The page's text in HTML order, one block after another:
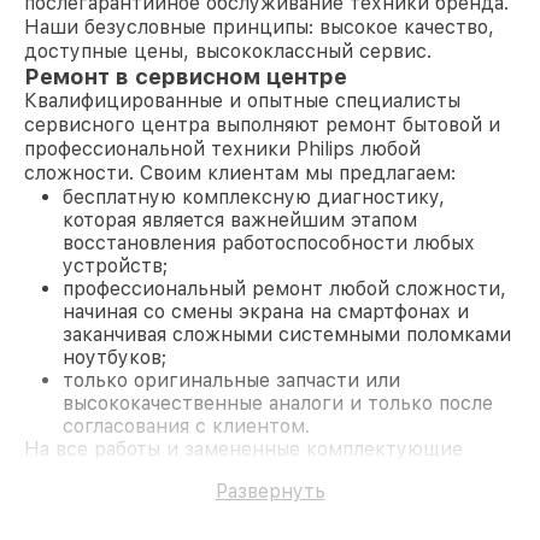
Наши безусловные принципы: высокое качество,
доступные цены, высококлассный сервис.
Ремонт в сервисном центре
Квалифицированные и опытные специалисты
сервисного центра выполняют ремонт бытовой и
профессиональной техники Philips любой
сложности. Своим клиентам мы предлагаем:
бесплатную комплексную диагностику,
которая является важнейшим этапом
восстановления работоспособности любых
устройств;
профессиональный ремонт любой сложности,
начиная со смены экрана на смартфонах и
заканчивая сложными системными поломками
ноутбуков;
только оригинальные запчасти или
высококачественные аналоги и только после
согласования с клиентом.
На все работы и замененные комплектующие
поломки по условиям гарантии, мы бесплатно
Развернуть